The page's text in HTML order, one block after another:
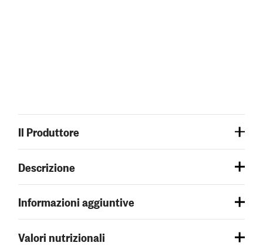
Il Produttore
Descrizione
Informazioni aggiuntive
Valori nutrizionali